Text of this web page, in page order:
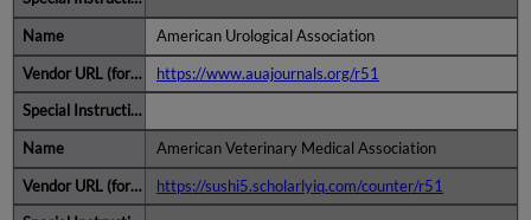
American Urological Association
https://www.auajournals.org/r51
American Veterinary Medical Association
https://sushi5.scholarlyiq.com/counter/r51